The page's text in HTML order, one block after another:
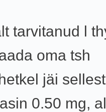
tarvitanud l
oma tsh
jäi
0.50 mg,